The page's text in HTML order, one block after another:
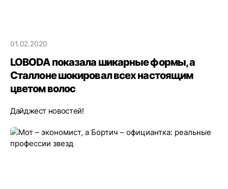
01.02.2020
LOBODA показала шикарные формы, а
Сталлоне шокировал всех настоящим
цветом волос
Дайджест новостей!